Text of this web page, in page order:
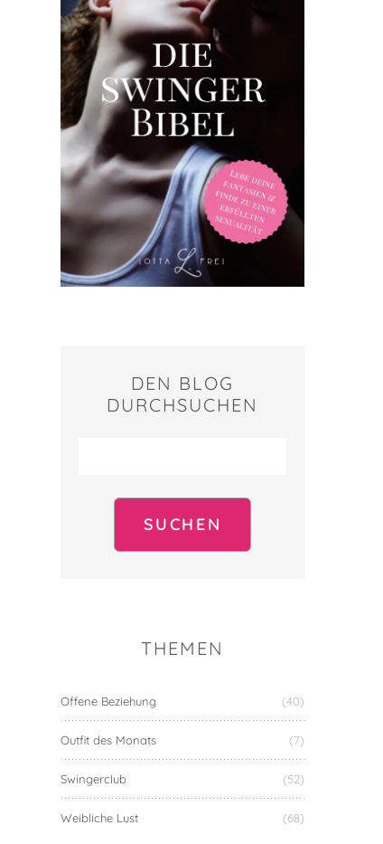
DEN BLOG
DURCHSUCHEN
THEMEN
Offene Beziehung (40)
Outfit des Monats (7)
Swingerclub (52)
Weibliche Lust (68)